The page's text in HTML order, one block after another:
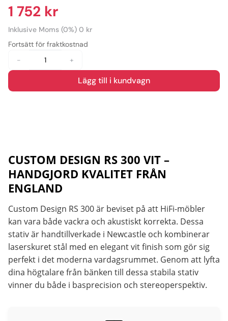
• Handgjort i England: Tillverkas med stolthet i Custom
Designs egen fabrik.
• Fyllningsbar: Pelaren kan fyllas med sand/Inert Filler för
att döda resonanser.
• Laserskuret Stål: Extrem precision för perfekt stabilitet.
• Vit Finish: Diskret lackering som smälter in mot ljusa
1 752 kr
Inklusive Moms (0%) 0 kr
Fortsätt för fraktkostnad
-
+
Lägg till i kundvagn
CUSTOM DESIGN RS 300 VIT –
HANDGJORD KVALITET FRÅN
ENGLAND
Custom Design RS 300 är beviset på att HiFi-möbler
kan vara både vackra och akustiskt korrekta. Dessa
stativ är handtillverkade i Newcastle och kombinerar
laserskuret stål med en elegant vit finish som gör sig
perfekt i det moderna vardagsrummet. Genom att lyfta
dina högtalare från bänken till dessa stabila stativ
vinner du både i basprecision och stereoperspektiv.